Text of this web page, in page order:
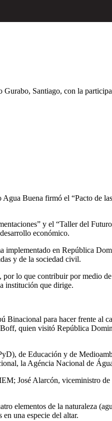
Santiago, con la
Buena firmó el “Pacto de
y el “Taller del
económico.
en República
y de la sociedad civil.
lo que contribuir por medio
institución que dirige.
para hacer frente al
quien visitó República
de Educación y de
la Agéncia Nacional de
José Alarcón, viceministro
elementos de la naturaleza
una especie del altar.